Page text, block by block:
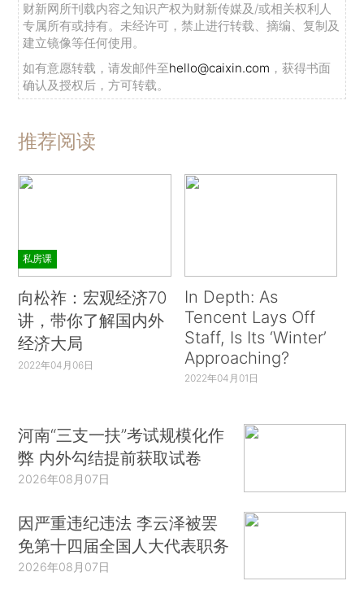
财新网所刊载内容之知识产权为财新传媒及/或相关权利人
专属所有或持有。未经许可，禁止进行转载、摘编、复制及
建立镜像等任何使用。
如有意愿转载，请发邮件至hello@caixin.com ，获得书面
确认及授权后，方可转载。
推荐阅读
私房课
向松祚：宏观经济70
讲，带你了解国内外
经济大局
2022年04月06日
In Depth: As
Tencent Lays Off
Staff, Is Its ‘Winter’
Approaching?
2022年04月01日
河南“三支一扶”考试规模化作
弊 内外勾结提前获取试卷
2026年08月07日
因严重违纪违法 李云泽被罢
免第十四届全国人大代表职务
2026年08月07日